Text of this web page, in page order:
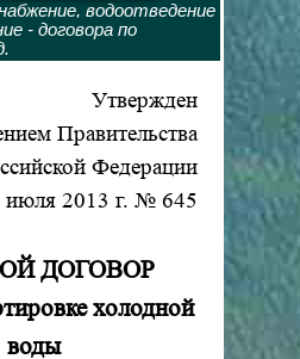
водоотведение
- договора по
Утвержден
Правительства
Федерации
июля 2013 г. № 645
ДОГОВОР
холодной
воды